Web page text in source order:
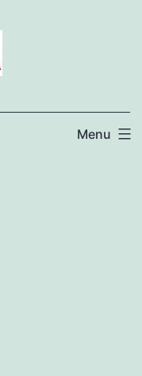
Menu